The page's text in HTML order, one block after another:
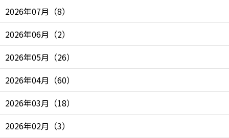
2026年07月 （8）
2026年06月 （2）
2026年05月 （26）
2026年04月 （60）
2026年03月 （18）
2026年02月 （3）